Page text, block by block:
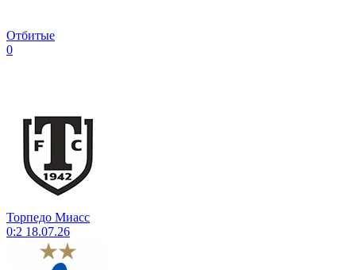
Отбитые
0
Торпедо Миасс
0:2 18.07.26